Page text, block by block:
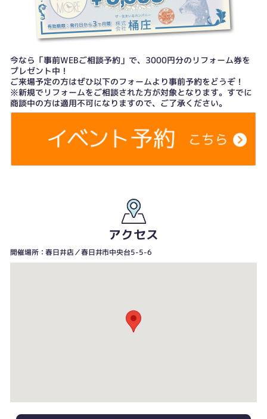
今なら「事前WEBご相談予約」で、3000円分のリフォーム券を
プレゼント中！
ご来場予定の方はぜひ以下のフォームより事前予約をどうぞ！
※新規でリフォームをご相談された方が対象となります。すでに
商談中の方は適用不可になりますので、ご了承ください。
アクセス
開催場所：春日井店／春日井市中央台5-5-6